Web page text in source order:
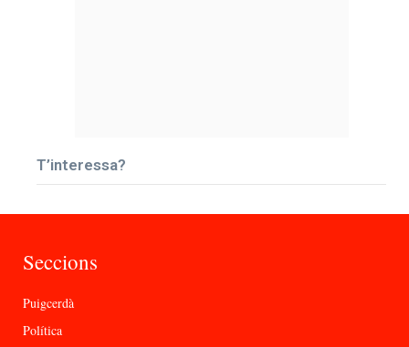
T’interessa?
Seccions
Puigcerdà
Política